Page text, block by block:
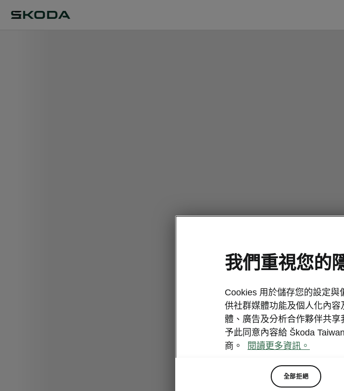
Škoda
日起正式開跑
台北2025年3月6日 – Škoda
活動，即日起至 2025 年 6 月
站預約 2 天 1 夜不限里程隨
性能、科技上的非凡表現。
飾」一組，更有機會贏得
長效續航概念延伸至日常生活
我們重視您的
Cookies 用於儲存您的設定與
供社群媒體功能及個人化內
體、廣告及分析合作夥伴共
予此同意內容給 Škoda
商。
閱讀更多資訊。
全部拒絕